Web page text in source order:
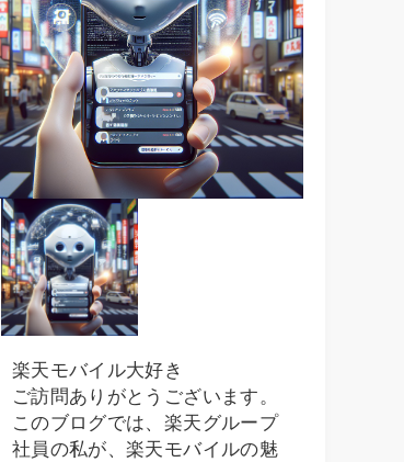
楽天モバイル大好き
ご訪問ありがとうございます。
このブログでは、楽天グループ
社員の私が、楽天モバイルの魅